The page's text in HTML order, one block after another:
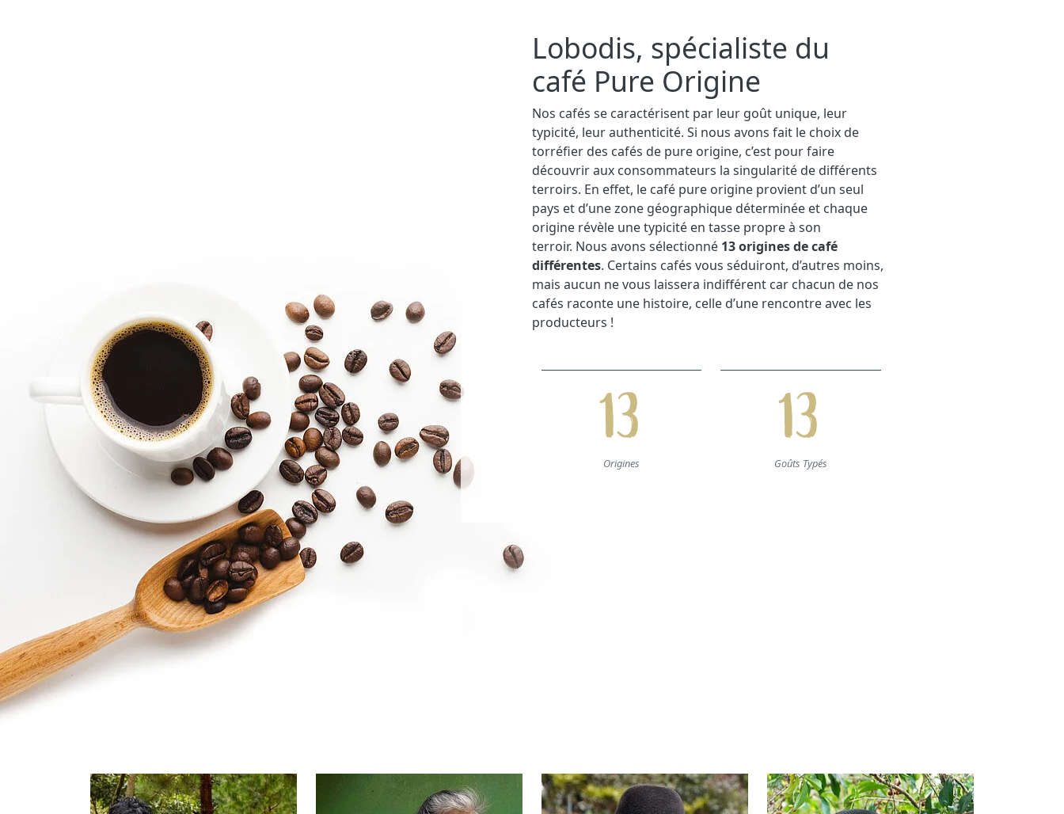
Lobodis, spécialiste du
café Pure Origine
Nos cafés se caractérisent par leur goût unique, leur
typicité, leur authenticité. Si nous avons fait le choix de
torréfier des cafés de pure origine, c’est pour faire
découvrir aux consommateurs la singularité de différents
terroirs. En effet, le café pure origine provient d’un seul
pays et d’une zone géographique déterminée et chaque
origine révèle une typicité en tasse propre à son
terroir. Nous avons sélectionné 13 origines de café
différentes. Certains cafés vous séduiront, d’autres moins,
mais aucun ne vous laissera indifférent car chacun de nos
cafés raconte une histoire, celle d’une rencontre avec les
producteurs !
13
Origines
13
Goûts Typés